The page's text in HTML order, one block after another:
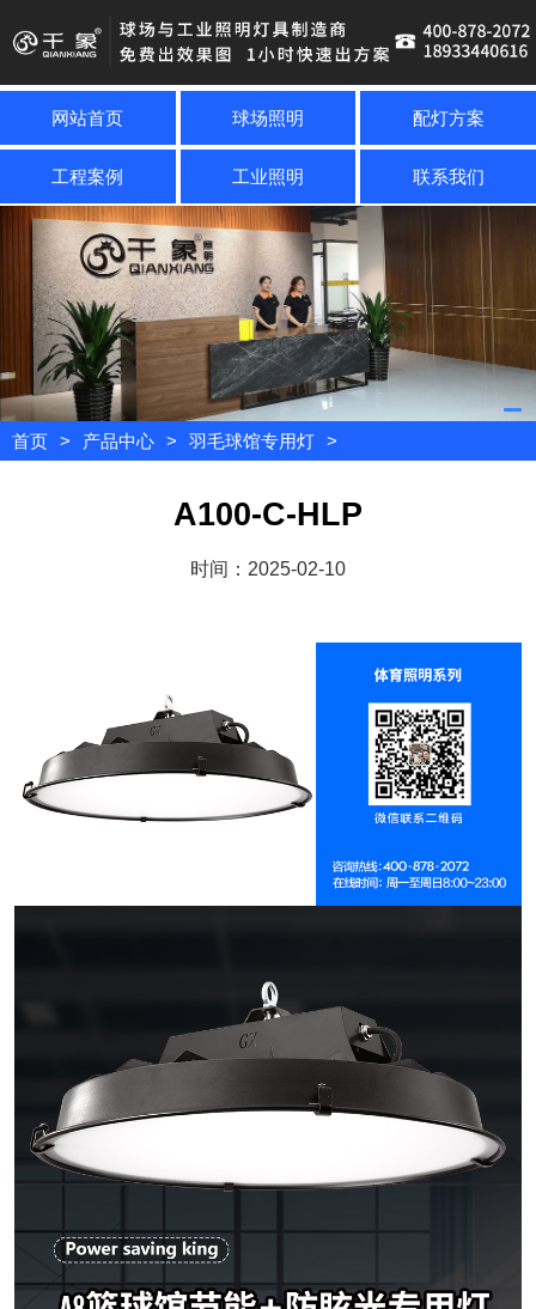
网站首页 球场照明 配灯方案
工程案例 工业照明 联系我们
首页 > 产品中心 > 羽毛球馆专用灯 >
A100-C-HLP
时间：2025-02-10